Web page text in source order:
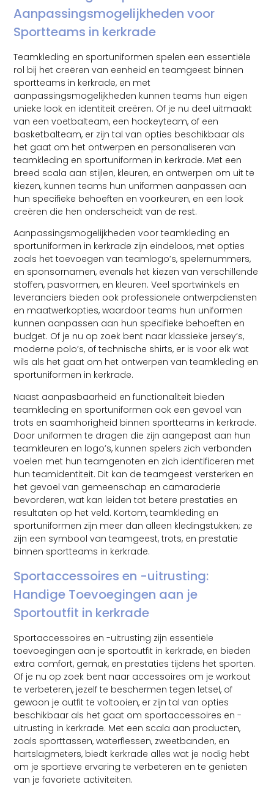
Aanpassingsmogelijkheden voor
Sportteams in kerkrade
Teamkleding en sportuniformen spelen een essentiële
rol bij het creëren van eenheid en teamgeest binnen
sportteams in kerkrade, en met
aanpassingsmogelijkheden kunnen teams hun eigen
unieke look en identiteit creëren. Of je nu deel uitmaakt
van een voetbalteam, een hockeyteam, of een
basketbalteam, er zijn tal van opties beschikbaar als
het gaat om het ontwerpen en personaliseren van
teamkleding en sportuniformen in kerkrade. Met een
breed scala aan stijlen, kleuren, en ontwerpen om uit te
kiezen, kunnen teams hun uniformen aanpassen aan
hun specifieke behoeften en voorkeuren, en een look
creëren die hen onderscheidt van de rest.
Aanpassingsmogelijkheden voor teamkleding en
sportuniformen in kerkrade zijn eindeloos, met opties
zoals het toevoegen van teamlogo’s, spelernummers,
en sponsornamen, evenals het kiezen van verschillende
stoffen, pasvormen, en kleuren. Veel sportwinkels en
leveranciers bieden ook professionele ontwerpdiensten
en maatwerkopties, waardoor teams hun uniformen
kunnen aanpassen aan hun specifieke behoeften en
budget. Of je nu op zoek bent naar klassieke jersey’s,
moderne polo’s, of technische shirts, er is voor elk wat
wils als het gaat om het ontwerpen van teamkleding en
sportuniformen in kerkrade.
Naast aanpasbaarheid en functionaliteit bieden
teamkleding en sportuniformen ook een gevoel van
trots en saamhorigheid binnen sportteams in kerkrade.
Door uniformen te dragen die zijn aangepast aan hun
teamkleuren en logo’s, kunnen spelers zich verbonden
voelen met hun teamgenoten en zich identificeren met
hun teamidentiteit. Dit kan de teamgeest versterken en
het gevoel van gemeenschap en camaraderie
bevorderen, wat kan leiden tot betere prestaties en
resultaten op het veld. Kortom, teamkleding en
sportuniformen zijn meer dan alleen kledingstukken; ze
zijn een symbool van teamgeest, trots, en prestatie
binnen sportteams in kerkrade.
Sportaccessoires en -uitrusting:
Handige Toevoegingen aan je
Sportoutfit in kerkrade
Sportaccessoires en -uitrusting zijn essentiële
toevoegingen aan je sportoutfit in kerkrade, en bieden
extra comfort, gemak, en prestaties tijdens het sporten.
Of je nu op zoek bent naar accessoires om je workout
te verbeteren, jezelf te beschermen tegen letsel, of
gewoon je outfit te voltooien, er zijn tal van opties
beschikbaar als het gaat om sportaccessoires en -
uitrusting in kerkrade. Met een scala aan producten,
zoals sporttassen, waterflessen, zweetbanden, en
hartslagmeters, biedt kerkrade alles wat je nodig hebt
om je sportieve ervaring te verbeteren en te genieten
van je favoriete activiteiten.